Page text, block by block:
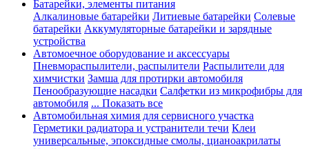
Батарейки, элементы питания
Алкалиновые батарейки Литиевые батарейки Солевые
батарейки Аккумуляторные батарейки и зарядные
устройства
Автомоечное оборудование и аксессуары
Пневмораспылители, распылители Распылители для
химчистки Замша для протирки автомобиля
Пенообразующие насадки Салфетки из микрофибры для
автомобиля ... Показать все
Автомобильная химия для сервисного участка
Герметики радиатора и устранители течи Клеи
универсальные, эпоксидные смолы, цианоакрилаты